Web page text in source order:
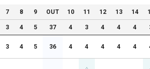
7 8 9 OUT 10 11 12 13 14
3 4 5 37 4 3 4 4 4
3 4 5 36 4 4 4 4 4